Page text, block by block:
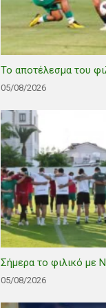
Το αποτέλεσμα του
05/08/2026
Σήμερα το φιλικό με
05/08/2026